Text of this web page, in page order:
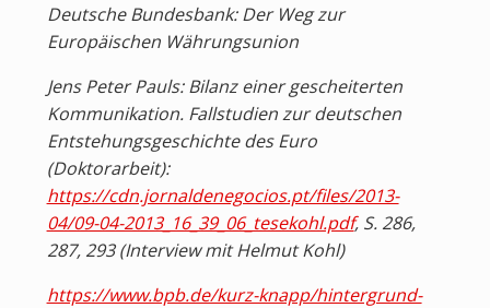
Deutsche Bundesbank: Der Weg zur
Europäischen Währungsunion
Jens Peter Pauls: Bilanz einer gescheiterten
Kommunikation. Fallstudien zur deutschen
Entstehungsgeschichte des Euro
(Doktorarbeit):
https://cdn.jornaldenegocios.pt/files/2013-
04/09-04-2013_16_39_06_tesekohl.pdf, S. 286,
287, 293 (Interview mit Helmut Kohl)
https://www.bpb.de/kurz-knapp/hintergrund-